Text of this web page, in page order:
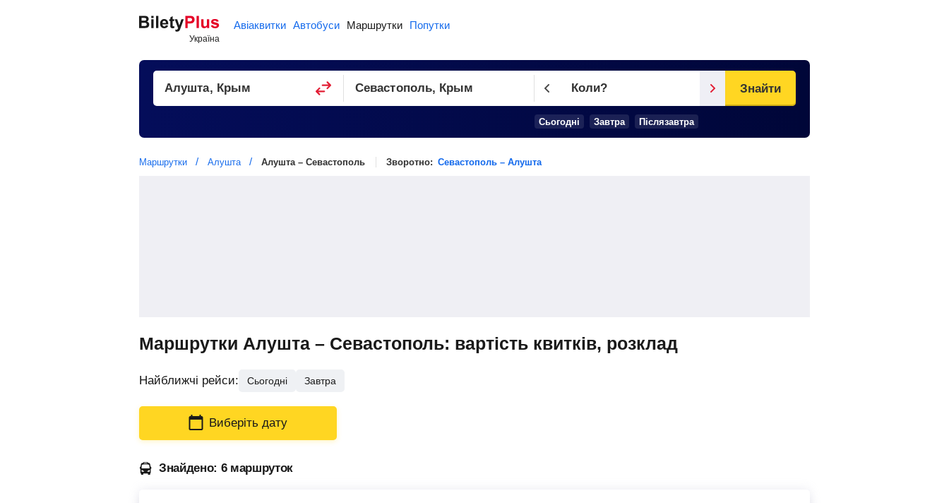
Авіаквитки Автобуси Маршрутки Попутки
Коли?
Cьогодні Завтра Післязавтра
Знайти
Маршрутки Алушта Алушта – Севастополь Зворотно: Севастополь – Алушта
Маршрутки Алушта – Севастополь: вартість квитків, розклад
Найближчі рейси: Сьогодні Завтра
Виберіть дату
Знайдено: 6 маршруток